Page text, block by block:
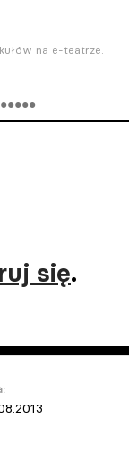
na e-teatrze.
się.